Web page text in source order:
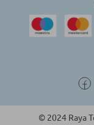
© 2024 Raya